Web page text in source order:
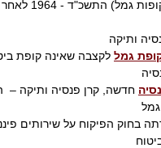
ותיקה
גמל לקצבה שאינה קופת
חדשה, קרן פנסיה ותיקה –
על שירותים פיננסיים